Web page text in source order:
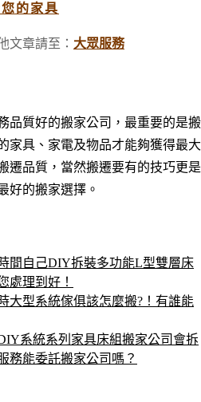
的家具
文章請至： 大眾服務
品質好的搬家公司，最重要的是搬
家具、家電及物品才能夠獲得最大
遷品質，當然搬遷要有的技巧更是
好的搬家選擇。
間自己DIY拆裝多功能L型雙層床
處理到好！
大型系統傢俱該怎麼搬?！有誰能
系統系列家具床組搬家公司會拆
務能委託搬家公司嗎？